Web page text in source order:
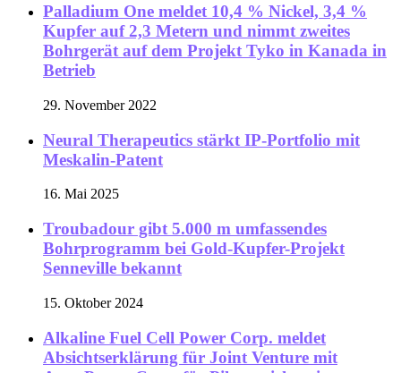
Palladium One meldet 10,4 % Nickel, 3,4 %
Kupfer auf 2,3 Metern und nimmt zweites
Bohrgerät auf dem Projekt Tyko in Kanada in
Betrieb
29. November 2022
Neural Therapeutics stärkt IP-Portfolio mit
Meskalin-Patent
16. Mai 2025
Troubadour gibt 5.000 m umfassendes
Bohrprogramm bei Gold-Kupfer-Projekt
Senneville bekannt
15. Oktober 2024
Alkaline Fuel Cell Power Corp. meldet
Absichtserklärung für Joint Venture mit